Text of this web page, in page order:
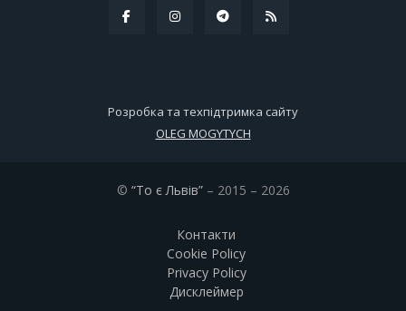
Розробка та техпідтримка сайту
OLEG MOGYTYCH
© “То є Львів”– 2015 – 2026
Контакти
Cookie Policy
Privacy Policy
Дисклеймер